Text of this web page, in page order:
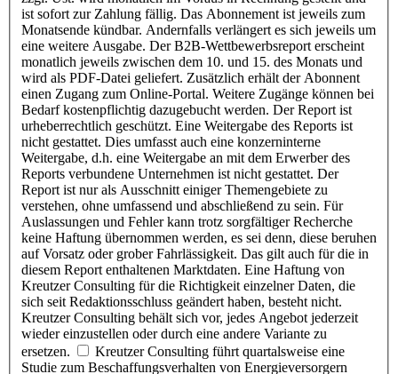
ist sofort zur Zahlung fällig. Das Abonnement ist jeweils zum
Monatsende kündbar. Andernfalls verlängert es sich jeweils um
eine weitere Ausgabe. Der B2B-Wettbewerbsreport erscheint
monatlich jeweils zwischen dem 10. und 15. des Monats und
wird als PDF-Datei geliefert. Zusätzlich erhält der Abonnent
einen Zugang zum Online-Portal. Weitere Zugänge können bei
Bedarf kostenpflichtig dazugebucht werden. Der Report ist
urheberrechtlich geschützt. Eine Weitergabe des Reports ist
nicht gestattet. Dies umfasst auch eine konzerninterne
Weitergabe, d.h. eine Weitergabe an mit dem Erwerber des
Reports verbundene Unternehmen ist nicht gestattet. Der
Report ist nur als Ausschnitt einiger Themengebiete zu
verstehen, ohne umfassend und abschließend zu sein. Für
Auslassungen und Fehler kann trotz sorgfältiger Recherche
keine Haftung übernommen werden, es sei denn, diese beruhen
auf Vorsatz oder grober Fahrlässigkeit. Das gilt auch für die in
diesem Report enthaltenen Marktdaten. Eine Haftung von
Kreutzer Consulting für die Richtigkeit einzelner Daten, die
sich seit Redaktionsschluss geändert haben, besteht nicht.
Kreutzer Consulting behält sich vor, jedes Angebot jederzeit
wieder einzustellen oder durch eine andere Variante zu
ersetzen.
Kreutzer Consulting führt quartalsweise eine
Studie zum Beschaffungsverhalten von Energieversorgern